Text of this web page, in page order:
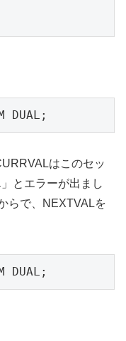
DUAL;
はこのセッ
とエラーが出まし
らで、NEXTVALを
DUAL;